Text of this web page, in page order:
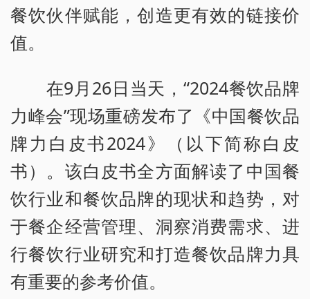
餐饮伙伴赋能，创造更有效的链接价
值。
在9月26日当天，“2024餐饮品牌
力峰会”现场重磅发布了《中国餐饮品
牌力白皮书2024》（以下简称白皮
书）。该白皮书全方面解读了中国餐
饮行业和餐饮品牌的现状和趋势，对
于餐企经营管理、洞察消费需求、进
行餐饮行业研究和打造餐饮品牌力具
有重要的参考价值。